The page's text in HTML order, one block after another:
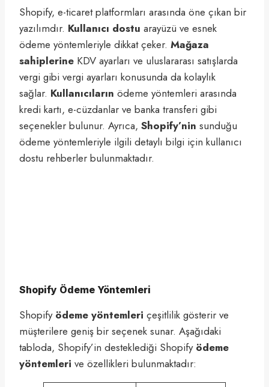
Shopify, e-ticaret platformları arasında öne çıkan bir
yazılımdır. Kullanıcı dostu arayüzü ve esnek
ödeme yöntemleriyle dikkat çeker. Mağaza
sahiplerine KDV ayarları ve uluslararası satışlarda
vergi gibi vergi ayarları konusunda da kolaylık
sağlar. Kullanıcıların ödeme yöntemleri arasında
kredi kartı, e-cüzdanlar ve banka transferi gibi
seçenekler bulunur. Ayrıca, Shopify’nin sunduğu
ödeme yöntemleriyle ilgili detaylı bilgi için kullanıcı
dostu rehberler bulunmaktadır.
Shopify Ödeme Yöntemleri
Shopify ödeme yöntemleri çeşitlilik gösterir ve
müşterilere geniş bir seçenek sunar. Aşağıdaki
tabloda, Shopify’in desteklediği Shopify ödeme
yöntemleri ve özellikleri bulunmaktadır: